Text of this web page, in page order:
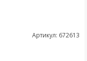
Артикул: 672613